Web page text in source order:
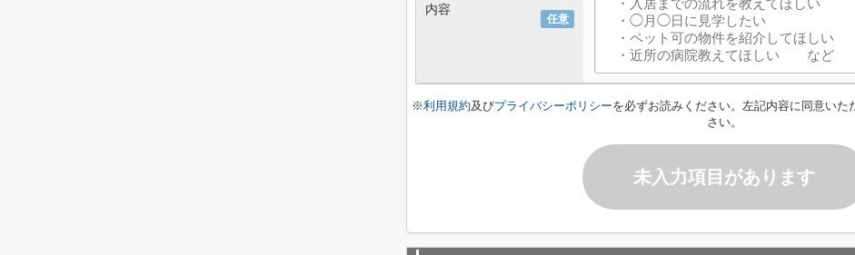
任意
内容
※利用規約及びプライバシーポリシーを必ずお読みください。左記内容に同意い
さい。
未入力項目があります